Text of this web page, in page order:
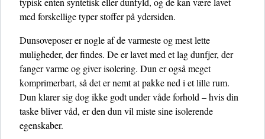
med forskellige typer stoffer på ydersiden.
Dunsoveposer er nogle af de varmeste og mest lette
muligheder, der findes. De er lavet med et lag dunfjer, der
fanger varme og giver isolering. Dun er også meget
komprimerbart, så det er nemt at pakke ned i et lille rum.
Dun klarer sig dog ikke godt under våde forhold – hvis din
taske bliver våd, er den dun vil miste sine isolerende
egenskaber.